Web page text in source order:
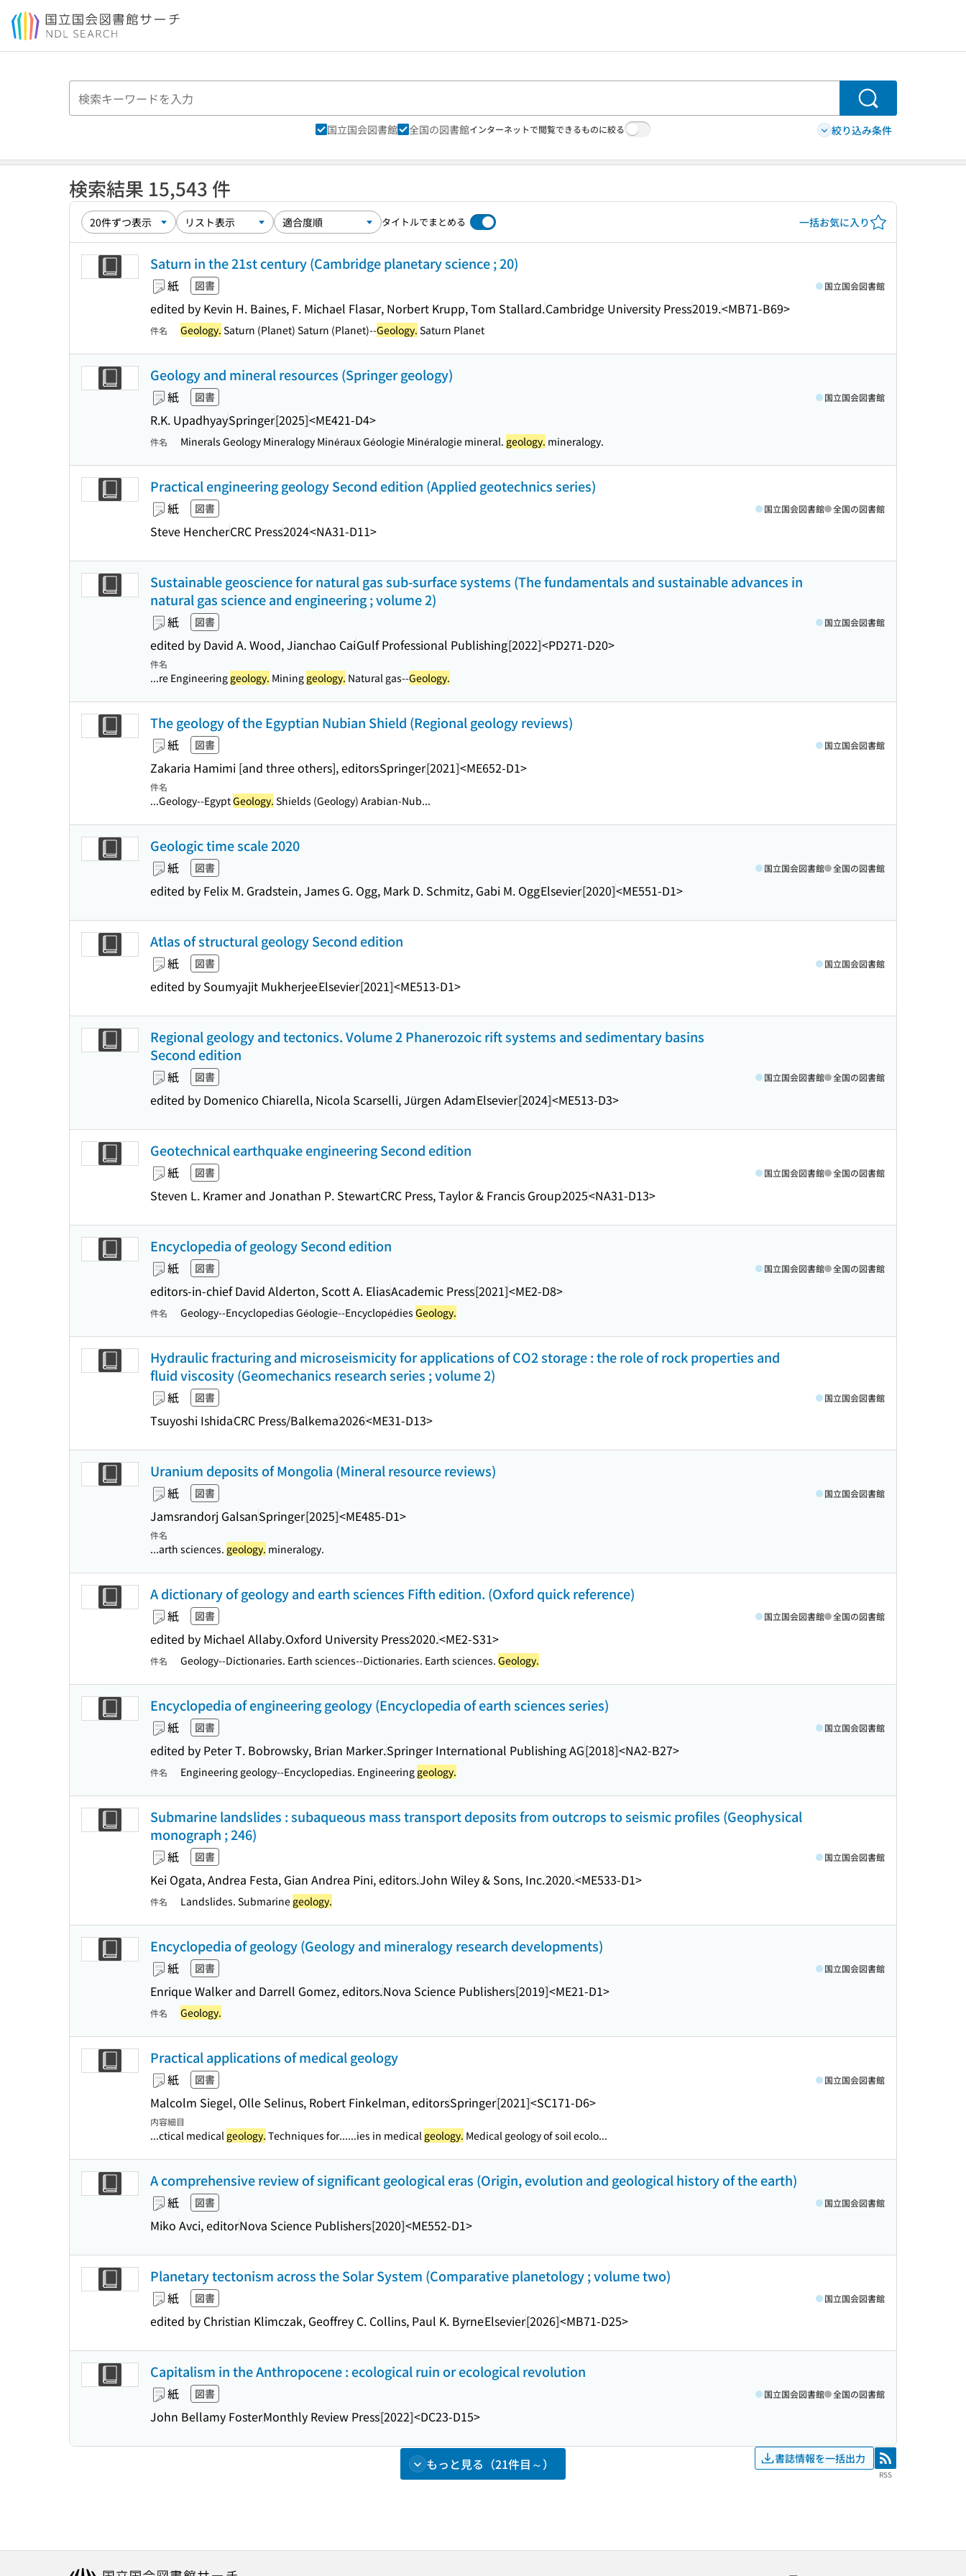
本文へ移動
検索
国立国会図書館 全国の図書館インターネットで閲覧できるものに絞る 絞り込み条件
検索結果 15,543 件
タイトルでまとめる 一括お気に入り
Saturn in the 21st century (Cambridge planetary science ; 20)
紙 図書
edited by Kevin H. Baines, F. Michael Flasar, Norbert Krupp, Tom Stallard.Cambridge University Press2019.<MB71-B69>
国立国会図書館
件名 Geology. Saturn (Planet) Saturn (Planet)--Geology. Saturn Planet
Geology and mineral resources (Springer geology)
紙 図書
R.K. UpadhyaySpringer[2025]<ME421-D4>
国立国会図書館
件名 Minerals Geology Mineralogy Minéraux Géologie Minéralogie mineral. geology. mineralogy.
Practical engineering geology Second edition (Applied geotechnics series)
紙 図書
Steve HencherCRC Press2024<NA31-D11>
国立国会図書館 全国の図書館
Sustainable geoscience for natural gas sub-surface systems (The fundamentals and sustainable advances in
natural gas science and engineering ; volume 2)
紙 図書
edited by David A. Wood, Jianchao CaiGulf Professional Publishing[2022]<PD271-D20>
国立国会図書館
件名
...re Engineering geology. Mining geology. Natural gas--Geology.
The geology of the Egyptian Nubian Shield (Regional geology reviews)
紙 図書
Zakaria Hamimi [and three others], editorsSpringer[2021]<ME652-D1>
国立国会図書館
件名
...Geology--EgyptGeology. Shields (Geology) Arabian-Nub...
Geologic time scale 2020
紙 図書
edited by Felix M. Gradstein, James G. Ogg, Mark D. Schmitz, Gabi M. OggElsevier[2020]<ME551-D1>
国立国会図書館 全国の図書館
Atlas of structural geology Second edition
紙 図書
edited by Soumyajit MukherjeeElsevier[2021]<ME513-D1>
国立国会図書館
Regional geology and tectonics. Volume 2 Phanerozoic rift systems and sedimentary basins
Second edition
紙 図書
edited by Domenico Chiarella, Nicola Scarselli, Jürgen AdamElsevier[2024]<ME513-D3>
国立国会図書館 全国の図書館
Geotechnical earthquake engineering Second edition
紙 図書
Steven L. Kramer and Jonathan P. StewartCRC Press, Taylor & Francis Group2025<NA31-D13>
国立国会図書館 全国の図書館
Encyclopedia of geology Second edition
紙 図書
editors-in-chief David Alderton, Scott A. EliasAcademic Press[2021]<ME2-D8>
国立国会図書館 全国の図書館
件名 Geology--Encyclopedias Géologie--Encyclopédies Geology.
Hydraulic fracturing and microseismicity for applications of CO2 storage : the role of rock properties and
fluid viscosity (Geomechanics research series ; volume 2)
紙 図書
Tsuyoshi IshidaCRC Press/Balkema2026<ME31-D13>
国立国会図書館
Uranium deposits of Mongolia (Mineral resource reviews)
紙 図書
Jamsrandorj GalsanSpringer[2025]<ME485-D1>
国立国会図書館
件名
...arth sciences. geology. mineralogy.
A dictionary of geology and earth sciences Fifth edition. (Oxford quick reference)
紙 図書
edited by Michael Allaby.Oxford University Press2020.<ME2-S31>
国立国会図書館 全国の図書館
件名 Geology--Dictionaries. Earth sciences--Dictionaries. Earth sciences. Geology.
Encyclopedia of engineering geology (Encyclopedia of earth sciences series)
紙 図書
edited by Peter T. Bobrowsky, Brian Marker.Springer International Publishing AG[2018]<NA2-B27>
国立国会図書館
件名 Engineering geology--Encyclopedias. Engineering geology.
Submarine landslides : subaqueous mass transport deposits from outcrops to seismic profiles (Geophysical
monograph ; 246)
紙 図書
Kei Ogata, Andrea Festa, Gian Andrea Pini, editors.John Wiley & Sons, Inc.2020.<ME533-D1>
国立国会図書館
件名 Landslides. Submarine geology.
Encyclopedia of geology (Geology and mineralogy research developments)
紙 図書
Enrique Walker and Darrell Gomez, editors.Nova Science Publishers[2019]<ME21-D1>
国立国会図書館
件名 Geology.
Practical applications of medical geology
紙 図書
Malcolm Siegel, Olle Selinus, Robert Finkelman, editorsSpringer[2021]<SC171-D6>
国立国会図書館
内容細目
...ctical medical geology. Techniques for......ies in medical geology. Medical geology of soil ecolo...
A comprehensive review of significant geological eras (Origin, evolution and geological history of the earth)
紙 図書
Miko Avci, editorNova Science Publishers[2020]<ME552-D1>
国立国会図書館
Planetary tectonism across the Solar System (Comparative planetology ; volume two)
紙 図書
edited by Christian Klimczak, Geoffrey C. Collins, Paul K. ByrneElsevier[2026]<MB71-D25>
国立国会図書館
Capitalism in the Anthropocene : ecological ruin or ecological revolution
紙 図書
John Bellamy FosterMonthly Review Press[2022]<DC23-D15>
国立国会図書館 全国の図書館
もっと見る（21件目～） 書誌情報を一括出力 RSS
RSS